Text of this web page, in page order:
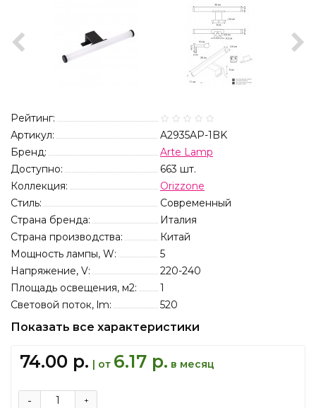
Рейтинг:
Артикул:
A2935AP-1BK
Бренд:
Arte Lamp
Доступно:
663 шт.
Коллекция:
Orizzone
Стиль:
Современный
Страна бренда:
Италия
Страна производства:
Китай
Мощность лампы, W:
5
Напряжение, V:
220-240
Площадь освещения, м2:
1
Световой поток, lm:
520
Показать все характеристики
74.00 р. | от 6.17 р. в месяц
+
-